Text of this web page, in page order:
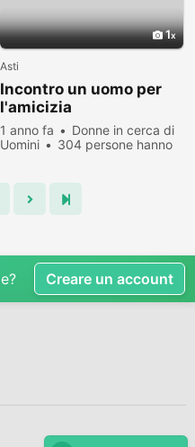
1
Asti
Incontro un uomo per
l'amicizia
1 anno fa
Donne in cerca di
Uomini
304 persone hanno
Creare un account